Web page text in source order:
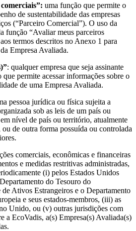
uma função que permite o
de sustentabilidade das empresas
(“Parceiro Comercial”). O uso da
função “Avaliar meus parceiros
termos descritos no Anexo 1 para
Empresa Avaliada.
: qualquer empresa que seja assinante
permite acessar informações sobre o
de uma Empresa Avaliada.
pessoa jurídica ou física sujeita a
sob as leis de um país ou
nível de país ou território, atualmente
de outra forma possuída ou controlada
comerciais, econômicas e financeiras
e medidas restritivas administradas,
(i) pelos Estados Unidos
do Tesouro do
Ativos Estrangeiros e o Departamento
e seus estados-membros, (iii) as
Unido, ou (v) outras jurisdições com
a EcoVadis, a(s) Empresa(s) Avaliada(s)